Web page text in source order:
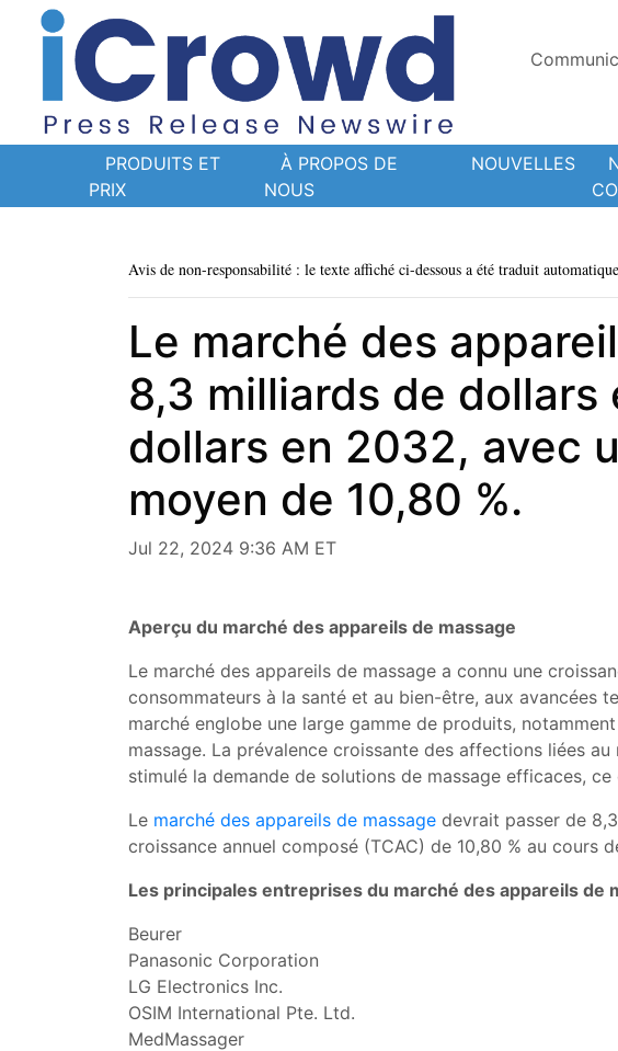
PRODUITS ET
PRIX
À PROPOS DE
NOUS
NOUVELLES
Avis de non-responsabilité : le texte affiché ci-dessous a été traduit
Le marché des
8,3 milliards de
dollars en 2032, avec
moyen de 10,80 %.
Jul 22, 2024 9:36 AM ET
Aperçu du marché des appareils de massage
Le marché des appareils de massage a connu une
consommateurs à la santé et au bien-être, aux avancées
marché englobe une large gamme de produits,
massage. La prévalence croissante des affections liées
stimulé la demande de solutions de massage efficaces,
Le marché des appareils de massage devrait passer de
croissance annuel composé (TCAC) de 10,80 % au
Les principales entreprises du marché des appareils de
Beurer
Panasonic Corporation
LG Electronics Inc.
OSIM International Pte. Ltd.
MedMassager